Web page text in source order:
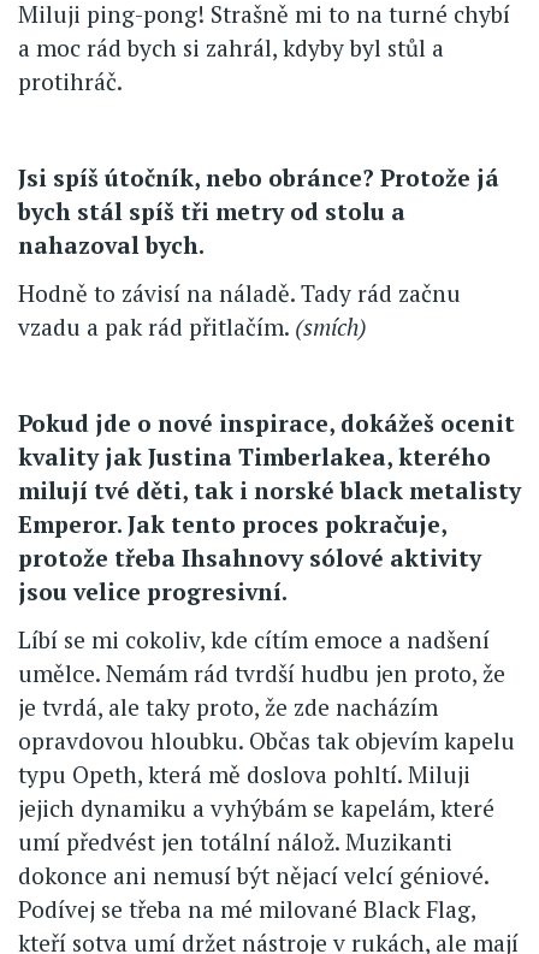
Miluji ping-pong! Strašně mi to na turné chybí
a moc rád bych si zahrál, kdyby byl stůl a
protihráč.
Jsi spíš útočník, nebo obránce? Protože já
bych stál spíš tři metry od stolu a
nahazoval bych.
Hodně to závisí na náladě. Tady rád začnu
vzadu a pak rád přitlačím. (smích)
Pokud jde o nové inspirace, dokážeš ocenit
kvality jak Justina Timberlakea, kterého
milují tvé děti, tak i norské black metalisty
Emperor. Jak tento proces pokračuje,
protože třeba Ihsahnovy sólové aktivity
jsou velice progresivní.
Líbí se mi cokoliv, kde cítím emoce a nadšení
umělce. Nemám rád tvrdší hudbu jen proto, že
je tvrdá, ale taky proto, že zde nacházím
opravdovou hloubku. Občas tak objevím kapelu
typu Opeth, která mě doslova pohltí. Miluji
jejich dynamiku a vyhýbám se kapelám, které
umí předvést jen totální nálož. Muzikanti
dokonce ani nemusí být nějací velcí géniové.
Podívej se třeba na mé milované Black Flag,
kteří sotva umí držet nástroje v rukách, ale mají